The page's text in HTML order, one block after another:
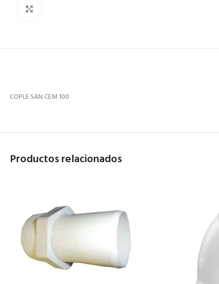
COPLE SAN CEM 100
Productos relacionados